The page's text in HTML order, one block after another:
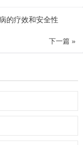
的疗效和安全性
下一篇 »